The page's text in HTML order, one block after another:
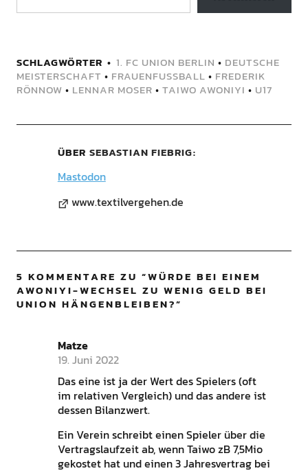
SCHLAGWÖRTER 1. FC UNION BERLIN • DEUTSCHE
MEISTERSCHAFT • FRAUENFUSSBALL • FREDERIK
RÖNNOW • LENNAR MOSER • TAIWO AWONIYI • U17
ÜBER SEBASTIAN FIEBRIG
Mastodon
www.textilvergehen.de
5 KOMMENTARE ZU “WÜRDE BEI EINEM
AWONIYI-WECHSEL ZU WENIG GELD BEI
UNION HÄNGENBLEIBEN?”
Matze
19. Juni 2022
Das eine ist ja der Wert des Spielers (oft
im relativen Vergleich) und das andere ist
dessen Bilanzwert.
Ein Verein schreibt einen Spieler über die
Vertragslaufzeit ab, wenn Taiwo zB 7,5Mio
gekostet hat und einen 3 Jahresvertrag bei